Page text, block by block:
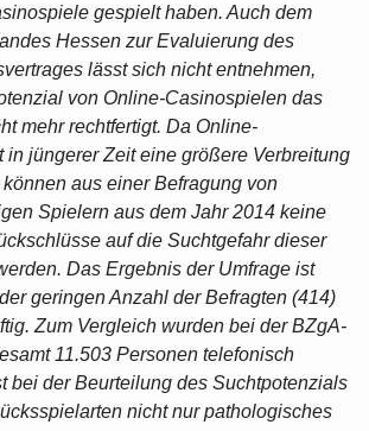
gespielt haben. Auch dem
Hessen zur Evaluierung des
lässt sich nicht entnehmen,
von Online-Casinospielen das
mehr rechtfertigt. Da Online-
in jüngerer Zeit eine größere Verbreitung
aus einer Befragung von
Spielern aus dem Jahr 2014 keine
auf die Suchtgefahr dieser
Das Ergebnis der Umfrage ist
geringen Anzahl der Befragten (414)
Zum Vergleich wurden bei der BZgA-
11.503 Personen telefonisch
bei der Beurteilung des Suchtpotenzials
nicht nur pathologisches